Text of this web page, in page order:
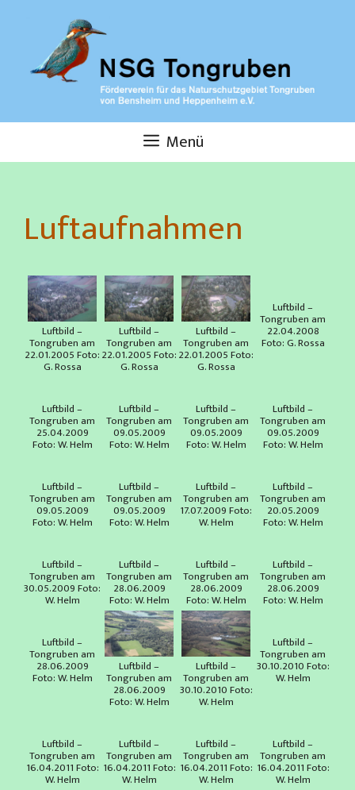
springen
Menü
Luftaufnahmen
Luftbild –
Tongruben am
22.01.2005 Foto:
G. Rossa
Luftbild –
Tongruben am
22.01.2005 Foto:
G. Rossa
Luftbild –
Tongruben am
22.01.2005 Foto:
G. Rossa
Luftbild –
Tongruben am
22.04.2008
Foto: G. Rossa
Luftbild –
Tongruben am
25.04.2009
Foto: W. Helm
Luftbild –
Tongruben am
09.05.2009
Foto: W. Helm
Luftbild –
Tongruben am
09.05.2009
Foto: W. Helm
Luftbild –
Tongruben am
09.05.2009
Foto: W. Helm
Luftbild –
Tongruben am
09.05.2009
Foto: W. Helm
Luftbild –
Tongruben am
09.05.2009
Foto: W. Helm
Luftbild –
Tongruben am
17.07.2009 Foto:
W. Helm
Luftbild –
Tongruben am
20.05.2009
Foto: W. Helm
Luftbild –
Tongruben am
30.05.2009 Foto:
W. Helm
Luftbild –
Tongruben am
28.06.2009
Foto: W. Helm
Luftbild –
Tongruben am
28.06.2009
Foto: W. Helm
Luftbild –
Tongruben am
28.06.2009
Foto: W. Helm
Luftbild –
Tongruben am
28.06.2009
Foto: W. Helm
Luftbild –
Tongruben am
28.06.2009
Foto: W. Helm
Luftbild –
Tongruben am
30.10.2010 Foto:
W. Helm
Luftbild –
Tongruben am
30.10.2010 Foto:
W. Helm
Luftbild –
Tongruben am
16.04.2011 Foto:
W. Helm
Luftbild –
Tongruben am
16.04.2011 Foto:
W. Helm
Luftbild –
Tongruben am
16.04.2011 Foto:
W. Helm
Luftbild –
Tongruben am
16.04.2011 Foto:
W. Helm